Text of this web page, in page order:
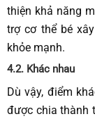
thiện khả năng
trợ cơ thể bé
khỏe mạnh.
4.2. Khác nhau
Dù vậy, điểm
được chia thành